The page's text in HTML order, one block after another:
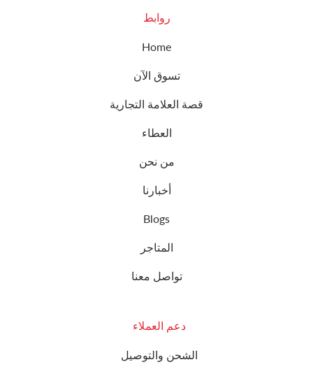
روابط
Home
تسوق الآن
قصة العلامة التجارية
العطاء
من نحن
أخبارنا
Blogs
المتاجر
تواصل معنا
دعم العملاء
الشحن والتوصيل